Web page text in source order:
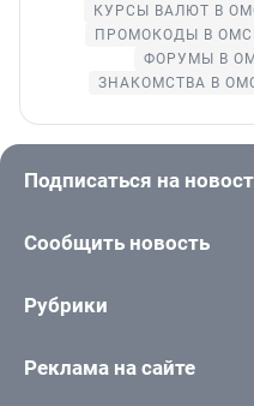
КУРСЫ ВАЛЮТ В
ПРОМОКОДЫ В
ФОРУМЫ В
ЗНАКОМСТВА В
Подписаться на
Сообщить новость
Рубрики
Реклама на сайте